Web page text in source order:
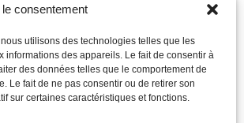
consentement
utilisons des technologies telles que les
informations des appareils. Le fait de consentir à
des données telles que le comportement de
Le fait de ne pas consentir ou de retirer son
sur certaines caractéristiques et fonctions.
confidentialités